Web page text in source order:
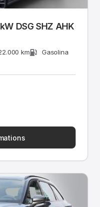
DSG SHZ AHK
km
Gasolina